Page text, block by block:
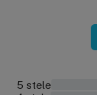
5 stele